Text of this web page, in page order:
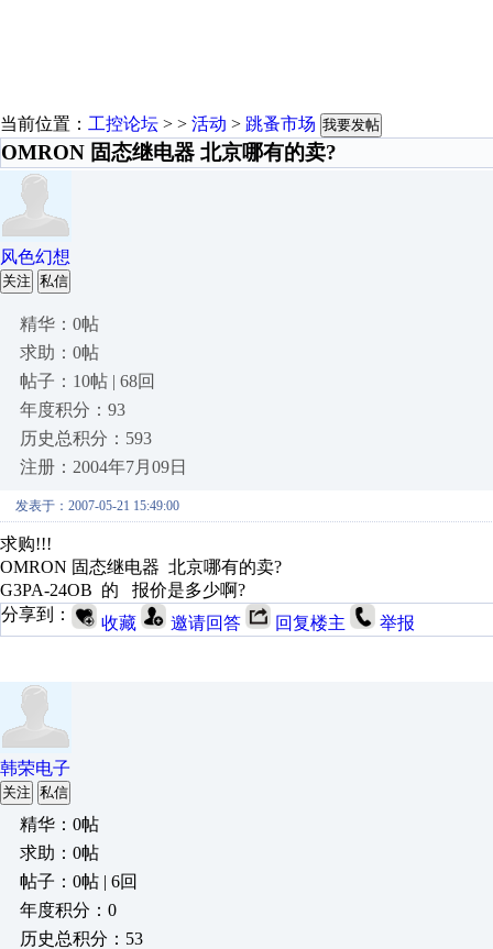
当前位置： 工控论坛 > > 活动 > 跳蚤市场 我要发帖
OMRON 固态继电器 北京哪有的卖?
风色幻想
关注 私信
精华：0帖
求助：0帖
帖子：10帖 | 68回
年度积分：93
历史总积分：593
注册：2004年7月09日
发表于：2007-05-21 15:49:00
求购!!!
OMRON 固态继电器 北京哪有的卖?
G3PA-24OB 的 报价是多少啊?
分享到：
收藏 邀请回答 回复楼主 举报
韩荣电子
关注 私信
精华：0帖
求助：0帖
帖子：0帖 | 6回
年度积分：0
历史总积分：53